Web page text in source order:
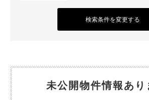
検索条件を変更する
未公開物件情報あり